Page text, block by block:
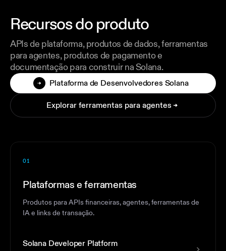
Recursos do produto
APIs de plataforma, produtos de dados, ferramentas
para agentes, produtos de pagamento e
documentação para construir na Solana.
Plataforma de Desenvolvedores Solana
Explorar ferramentas para agentes
01
Plataformas e ferramentas
Produtos para APIs financeiras, agentes, ferramentas de
IA e links de transação.
Solana Developer Platform